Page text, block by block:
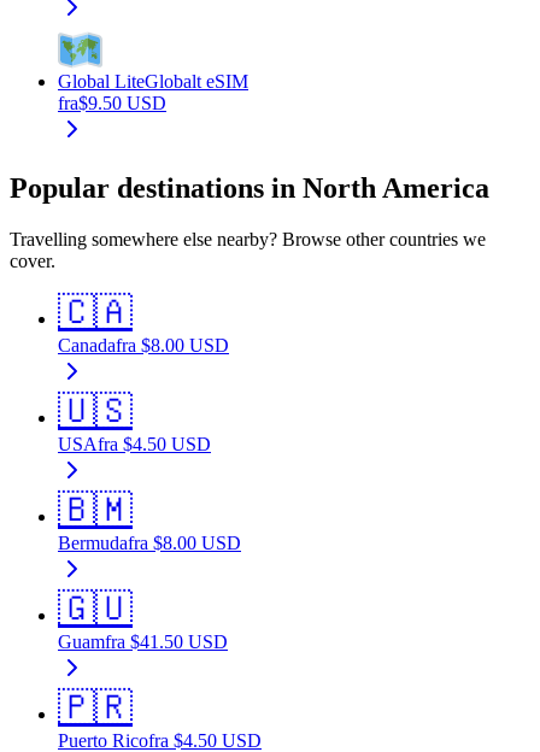
Global LiteGlobalt eSIM
fra$9.50 USD
Popular destinations in North America
Travelling somewhere else nearby? Browse other countries we
cover.
🇨🇦
Canadafra $8.00 USD
🇺🇸
USAfra $4.50 USD
🇧🇲
Bermudafra $8.00 USD
🇬🇺
Guamfra $41.50 USD
🇵🇷
Puerto Ricofra $4.50 USD